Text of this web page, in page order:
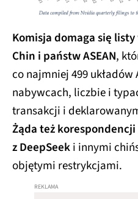
Komisja domaga się
Chin i państw ASEAN,
co najmniej 499
nabywcach, liczbie i
transakcji i
Żąda też
z DeepSeeki innymi
objętymi restrykcjami.